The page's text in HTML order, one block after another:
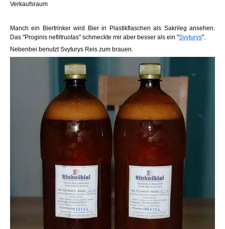
Verkaufsraum
Manch ein Biertrinker wird Bier in Plastikflaschen als Sakrileg ansehen.
Das "Proginis nefiltruotas" schmeckte mir aber besser als ein "Svyturys".
Nebenbei benutzt Svyturys Reis zum brauen.